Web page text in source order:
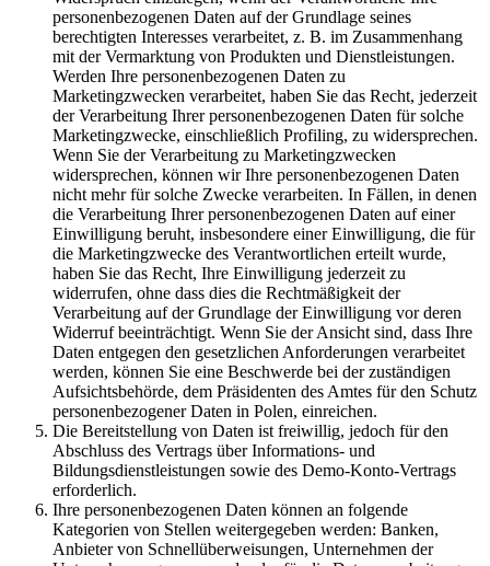
personenbezogenen Daten auf der Grundlage seines
berechtigten Interesses verarbeitet, z. B. im Zusammenhang
mit der Vermarktung von Produkten und Dienstleistungen.
Werden Ihre personenbezogenen Daten zu
Marketingzwecken verarbeitet, haben Sie das Recht, jederzeit
der Verarbeitung Ihrer personenbezogenen Daten für solche
Marketingzwecke, einschließlich Profiling, zu widersprechen.
Wenn Sie der Verarbeitung zu Marketingzwecken
widersprechen, können wir Ihre personenbezogenen Daten
nicht mehr für solche Zwecke verarbeiten. In Fällen, in denen
die Verarbeitung Ihrer personenbezogenen Daten auf einer
Einwilligung beruht, insbesondere einer Einwilligung, die für
die Marketingzwecke des Verantwortlichen erteilt wurde,
haben Sie das Recht, Ihre Einwilligung jederzeit zu
widerrufen, ohne dass dies die Rechtmäßigkeit der
Verarbeitung auf der Grundlage der Einwilligung vor deren
Widerruf beeinträchtigt. Wenn Sie der Ansicht sind, dass Ihre
Daten entgegen den gesetzlichen Anforderungen verarbeitet
werden, können Sie eine Beschwerde bei der zuständigen
Aufsichtsbehörde, dem Präsidenten des Amtes für den Schutz
personenbezogener Daten in Polen, einreichen.
Die Bereitstellung von Daten ist freiwillig, jedoch für den
Abschluss des Vertrags über Informations- und
Bildungsdienstleistungen sowie des Demo-Konto-Vertrags
erforderlich.
Ihre personenbezogenen Daten können an folgende
Kategorien von Stellen weitergegeben werden: Banken,
Anbieter von Schnellüberweisungen, Unternehmen der